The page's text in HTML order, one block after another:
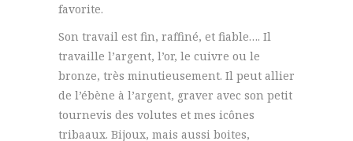
favorite.
Son travail est fin, raffiné, et fiable…. Il
travaille l’argent, l’or, le cuivre ou le
bronze, très minutieusement. Il peut allier
de l’ébène à l’argent, graver avec son petit
tournevis des volutes et mes icônes
tribaaux. Bijoux, mais aussi boites,